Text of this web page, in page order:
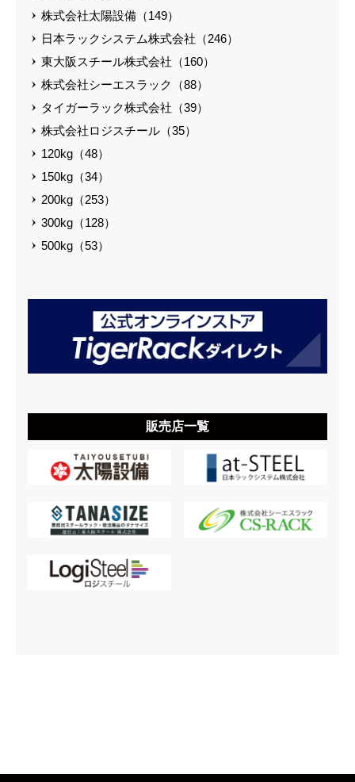
株式会社太陽設備（149）
日本ラックシステム株式会社（246）
東大阪スチール株式会社（160）
株式会社シーエスラック（88）
タイガーラック株式会社（39）
株式会社ロジスチール（35）
120kg（48）
150kg（34）
200kg（253）
300kg（128）
500kg（53）
販売店一覧